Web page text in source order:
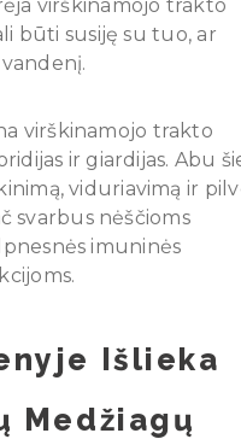
virškinamojo trakto
būti susiję su tuo, ar
virškinamojo trakto
ir giardijas. Abu
viduriavimą ir
svarbus nėščioms
imuninės
Išlieka
Medžiagų